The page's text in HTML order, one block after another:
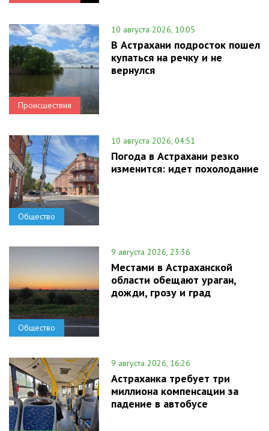
Происшествия
10 августа 2026, 10:05
В Астрахани подросток пошел
купаться на речку и не
вернулся
Общество
10 августа 2026, 04:51
Погода в Астрахани резко
изменится: идет похолодание
Общество
9 августа 2026, 23:36
Местами в Астраханской
области обещают ураган,
дожди, грозу и град
9 августа 2026, 16:26
Астраханка требует три
миллиона компенсации за
падение в автобусе